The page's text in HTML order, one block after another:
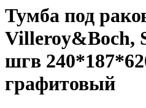
Тумба под
Villeroy&Boch,
шгв
графитовый